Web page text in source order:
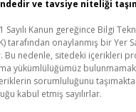
ve tavsiye niteliği
Sayılı Kanun gereğince Bilgi
tarafından onaylanmış bir Yer
Bu nedenle, sitedeki içerikleri
yükümlülüğümüz
sorumluluğunu
kabul etmiş sayılırlar.